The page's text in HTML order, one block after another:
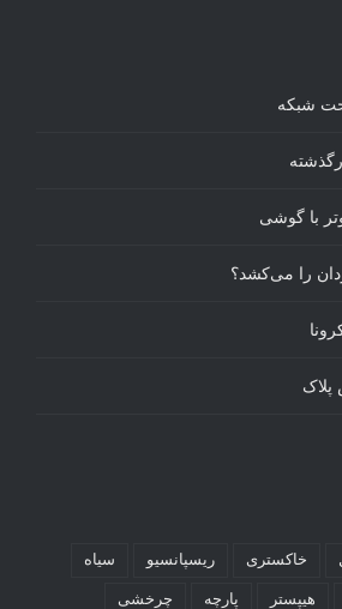
شبکه
با گوشی
را می‌کشد؟
پلاک
خاکستری ریسپانسیو سیاه
هیپستر پارچه چرخشی